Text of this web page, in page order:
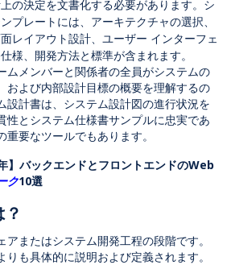
の決定を文書化する必要があります。シ
プレートには、アーキテクチャの選択、
レイアウト設計、ユーザー インターフェ
様、開発方法と標準が含まれます。
ムメンバーと関係者の全員がシステムの
および内部設計目標の概要を理解するの
設計書は、システム設計図の進行状況を
性とシステム仕様書サンプルに忠実であ
要なツールでもあります。
】バックエンドとフロントエンドのWeb
ク10選
またはシステム開発工程の段階です。
も具体的に説明および定義されます。